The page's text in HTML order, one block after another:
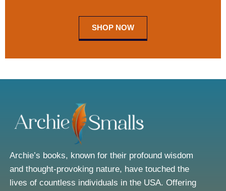
SHOP NOW
Archie’s books, known for their profound wisdom
and thought-provoking nature, have touched the
lives of countless individuals in the USA. Offering